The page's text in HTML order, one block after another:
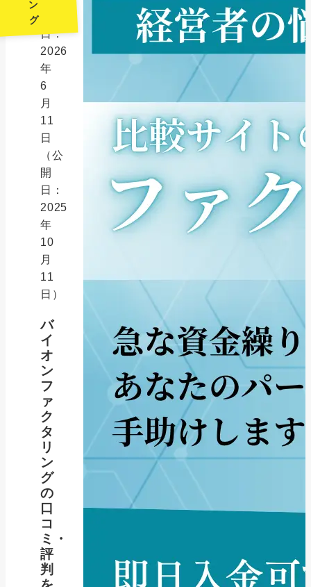
ン
グ
日：
2026
年
6
月
11
日
（公
開
日：
2025
年
10
月
11
日）
バ
イ
オ
ン
フ
ァ
ク
タ
リ
ン
グ
の
口
コ
ミ・
評
判